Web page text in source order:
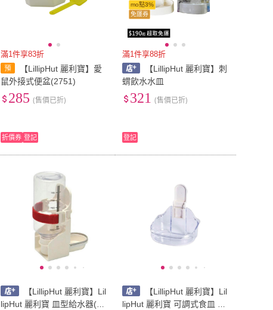
滿1件享83折
【LillipHut 麗利寶】愛
鼠外接式便盆(2751)
285 (售價已折)
折價券 登記
mo點3%
免運券
滿1件享88折
【LillipHut 麗利寶】刺
蝟飲水水皿
321 (售價已折)
登記
【LillipHut 麗利寶】Lil
lipHut 麗利寶 皿型給水器(適
【LillipHut 麗利寶】Lil
lipHut 麗利寶 可調式食皿 小